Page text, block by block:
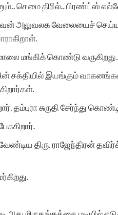
செமை திரில்.. பிரண்ட்ஸ்
அலுவலக வேலையைச் செய்ய
மங்கிக் கொண்டு வருகிறது.
சக்தியில் இயங்கும்
தம்புரா சுருதி சேர்ந்து
திரு. ராஜேந்திரன்